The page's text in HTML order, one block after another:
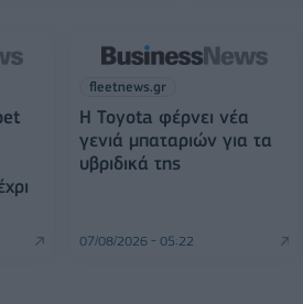
fleetnews.gr
Η Toyota φέρνει νέα
γενιά μπαταριών για τα
υβριδικά της
07/08/2026 - 05:22